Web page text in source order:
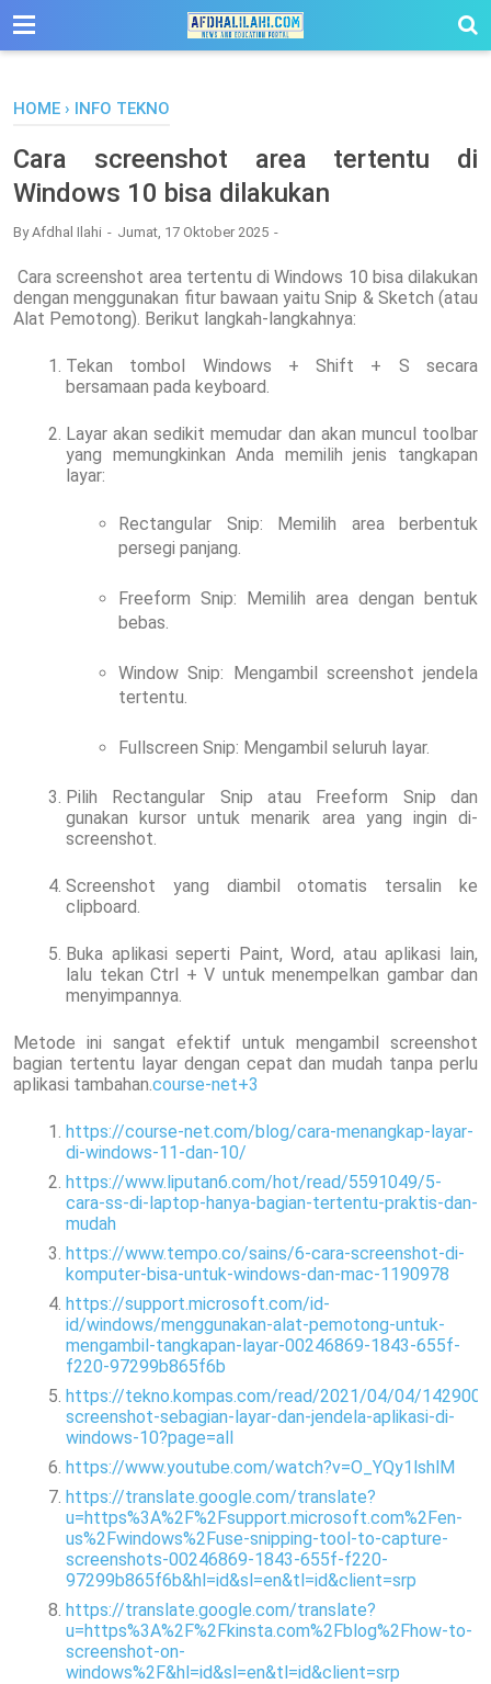
-->
HOME › INFO TEKNO
Cara screenshot area tertentu di
Windows 10 bisa dilakukan
ByAfdhal Ilahi Jumat, 17 Oktober 2025
Cara screenshot area tertentu di Windows 10 bisa dilakukan
dengan menggunakan fitur bawaan yaitu Snip & Sketch (atau
Alat Pemotong). Berikut langkah-langkahnya:
Tekan tombol Windows + Shift + S secara
bersamaan pada keyboard.
Layar akan sedikit memudar dan akan muncul toolbar
yang memungkinkan Anda memilih jenis tangkapan
layar:
Rectangular Snip: Memilih area berbentuk
persegi panjang.
Freeform Snip: Memilih area dengan bentuk
bebas.
Window Snip: Mengambil screenshot jendela
tertentu.
Fullscreen Snip: Mengambil seluruh layar.
Pilih Rectangular Snip atau Freeform Snip dan
gunakan kursor untuk menarik area yang ingin di-
screenshot.
Screenshot yang diambil otomatis tersalin ke
clipboard.
Buka aplikasi seperti Paint, Word, atau aplikasi lain,
lalu tekan Ctrl + V untuk menempelkan gambar dan
menyimpannya.
Metode ini sangat efektif untuk mengambil screenshot
bagian tertentu layar dengan cepat dan mudah tanpa perlu
aplikasi tambahan.course-net+3
https://course-net.com/blog/cara-menangkap-layar-
di-windows-11-dan-10/
https://www.liputan6.com/hot/read/5591049/5-
cara-ss-di-laptop-hanya-bagian-tertentu-praktis-dan-
mudah
https://www.tempo.co/sains/6-cara-screenshot-di-
komputer-bisa-untuk-windows-dan-mac-1190978
https://support.microsoft.com/id-
id/windows/menggunakan-alat-pemotong-untuk-
mengambil-tangkapan-layar-00246869-1843-655f-
f220-97299b865f6b
https://tekno.kompas.com/read/2021/04/04/
screenshot-sebagian-layar-dan-jendela-aplikasi-di-
windows-10?page=all
https://www.youtube.com/watch?v=O_YQy1lshlM
https://translate.google.com/translate?
u=https%3A%2F%2Fsupport.microsoft.com%2Fen-
us%2Fwindows%2Fuse-snipping-tool-to-capture-
screenshots-00246869-1843-655f-f220-
97299b865f6b&hl=id&sl=en&tl=id&client=srp
https://translate.google.com/translate?
u=https%3A%2F%2Fkinsta.com%2Fblog%2Fhow-to-
screenshot-on-
windows%2F&hl=id&sl=en&tl=id&client=srp